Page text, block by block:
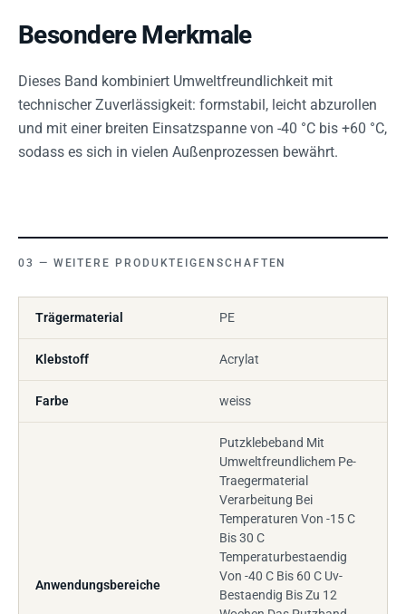
Besondere Merkmale
Dieses Band kombiniert Umweltfreundlichkeit mit
technischer Zuverlässigkeit: formstabil, leicht abzurollen
und mit einer breiten Einsatzspanne von -40 °C bis +60 °C,
sodass es sich in vielen Außenprozessen bewährt.
WEITERE PRODUKTEIGENSCHAFTEN
Trägermaterial PE
Klebstoff Acrylat
Farbe weiss
Anwendungsbereiche
Putzklebeband Mit
Umweltfreundlichem Pe-
Traegermaterial
Verarbeitung Bei
Temperaturen Von -15 C
Bis 30 C
Temperaturbestaendig
Von -40 C Bis 60 C Uv-
Bestaendig Bis Zu 12